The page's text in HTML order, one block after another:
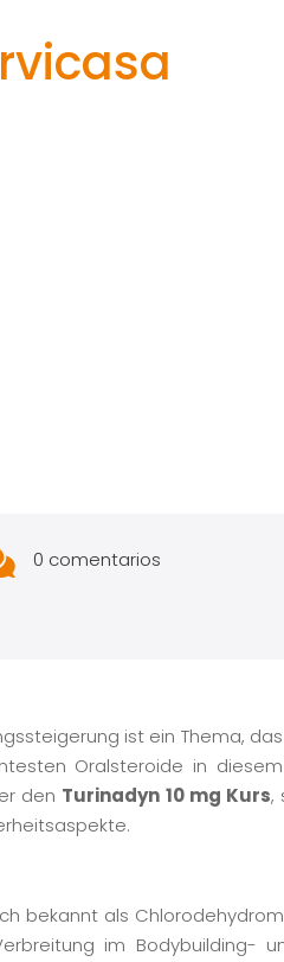
0 comentarios
ist ein Thema,
Oralsteroide in
den Turinadyn 10 mg Kurs,
bekannt als
im Bodybuilding-